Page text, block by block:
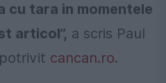
cu tara in momentele
articol”, a scris Paul
cancan.ro.